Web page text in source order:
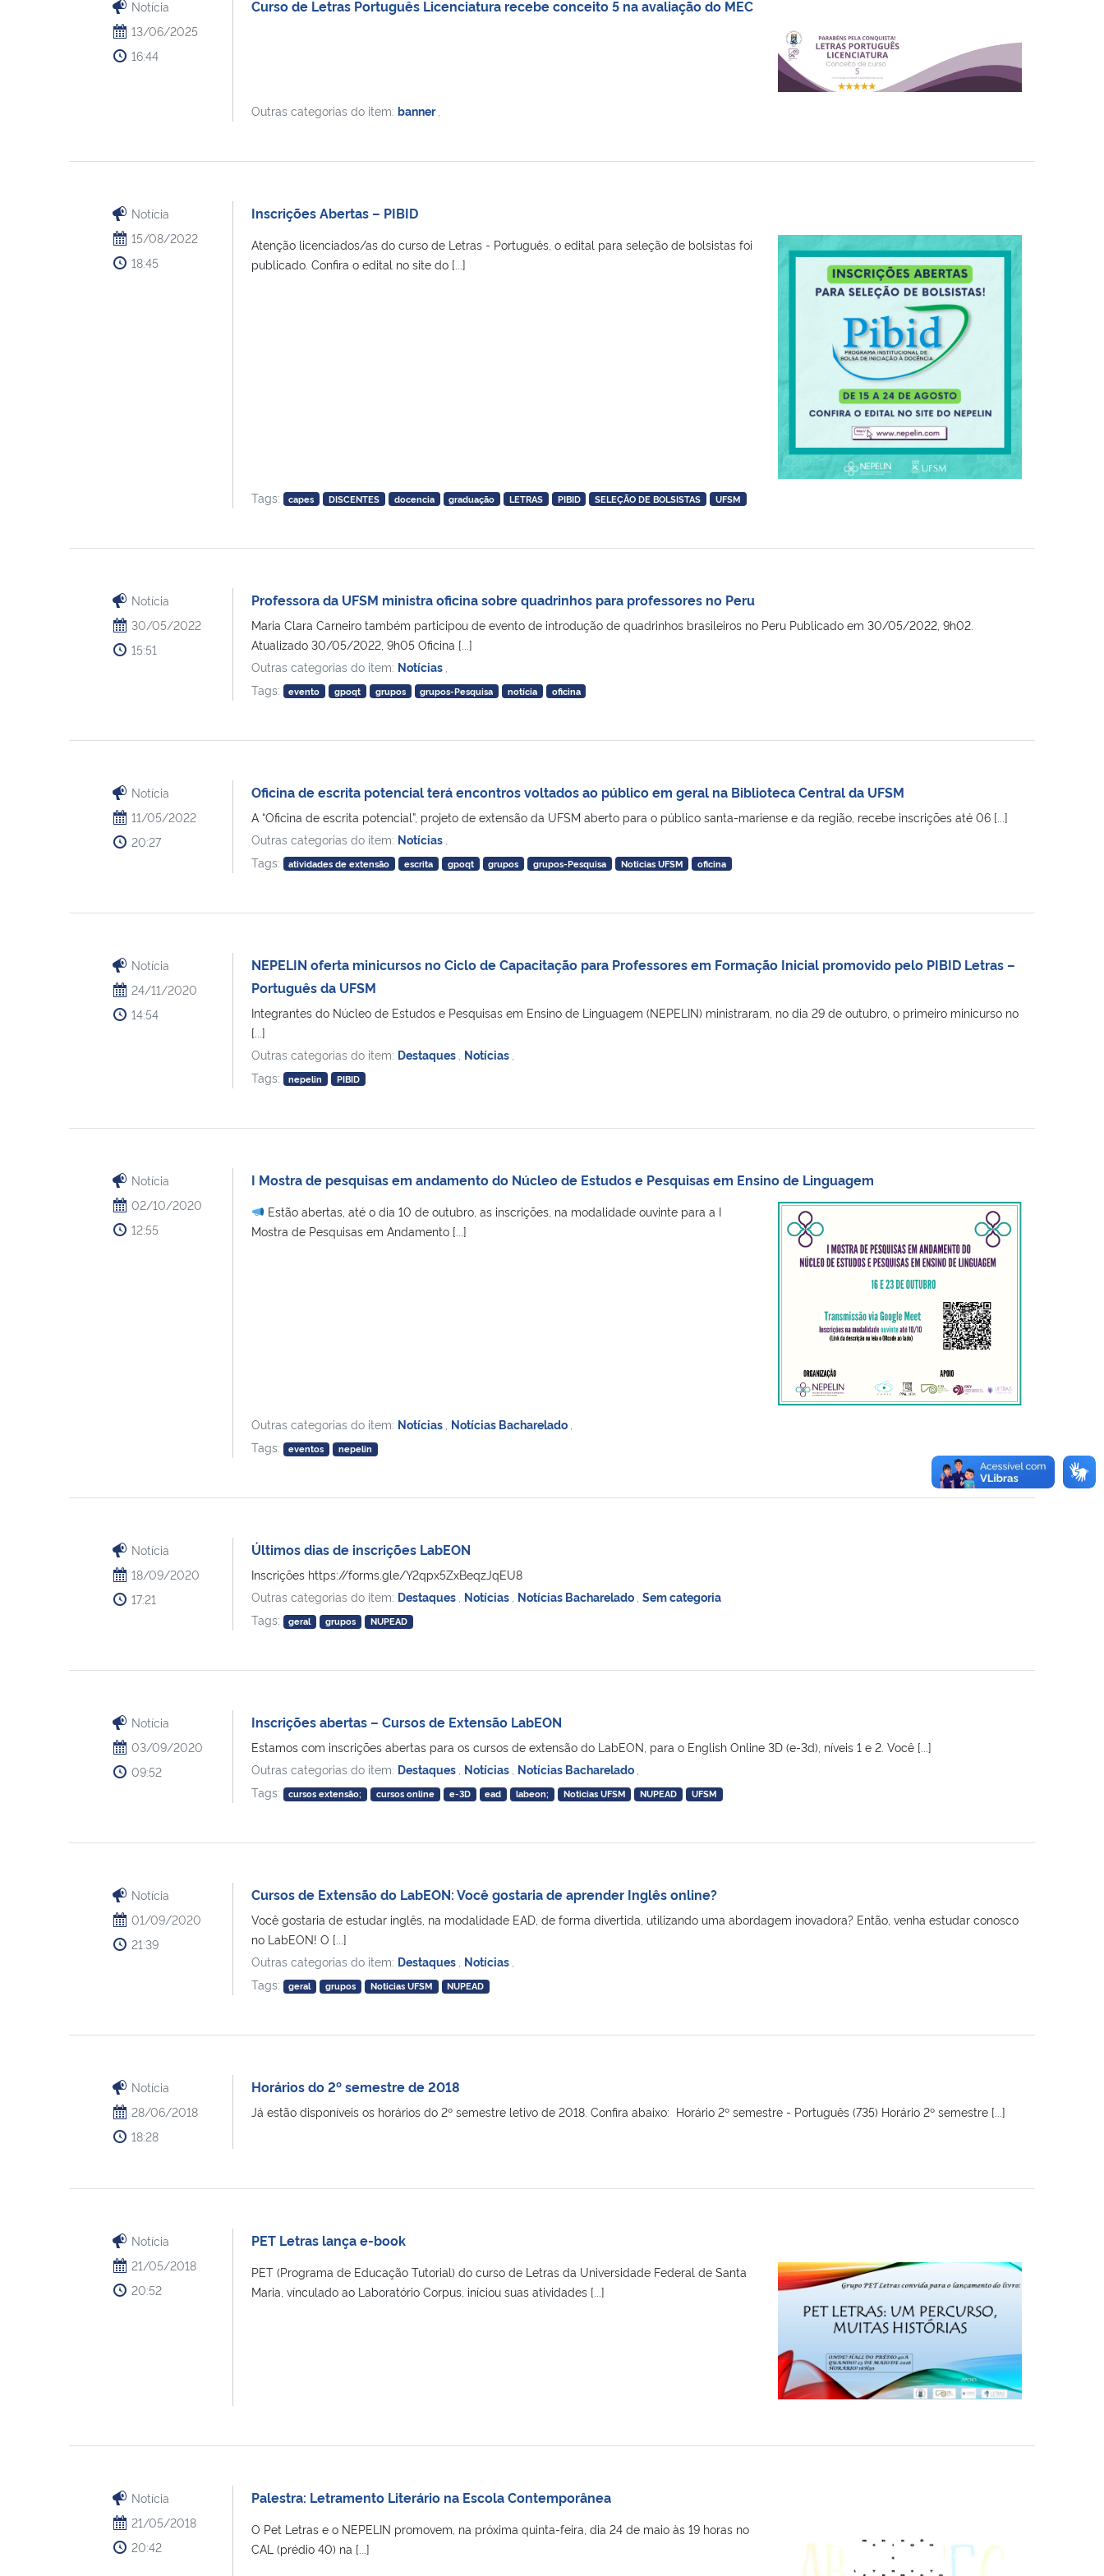
Notícia
13/06/2025
16:44
Curso de Letras Português Licenciatura recebe conceito 5 na avaliação do MEC
Outras categorias do item: banner
Notícia
15/08/2022
18:45
Inscrições Abertas – PIBID
Atenção licenciados/as do curso de Letras - Português, o edital para seleção de bolsistas foi
publicado. Confira o edital no site do [...]
Tags: capes DISCENTES docencia graduação LETRAS PIBID SELEÇÃO DE BOLSISTAS UFSM
Notícia
30/05/2022
15:51
Professora da UFSM ministra oficina sobre quadrinhos para professores no Peru
Maria Clara Carneiro também participou de evento de introdução de quadrinhos brasileiros no Peru Publicado em 30/05/2022, 9h02.
Atualizado 30/05/2022, 9h05 Oficina [...]
Outras categorias do item: Notícias
Tags:
evento gpoqt grupos grupos-Pesquisa notícia oficina
Notícia
11/05/2022
20:27
Oficina de escrita potencial terá encontros voltados ao público em geral na Biblioteca Central da UFSM
A “Oficina de escrita potencial”, projeto de extensão da UFSM aberto para o público santa-mariense e da região, recebe inscrições até 06 [...]
Outras categorias do item: Notícias
Tags:
atividades de extensão escrita gpoqt grupos grupos-Pesquisa Noticias UFSM oficina
Notícia
24/11/2020
14:54
NEPELIN oferta minicursos no Ciclo de Capacitação para Professores em Formação Inicial promovido pelo PIBID Letras –
Português da UFSM
Integrantes do Núcleo de Estudos e Pesquisas em Ensino de Linguagem (NEPELIN) ministraram, no dia 29 de outubro, o primeiro minicurso no
[...]
Outras categorias do item: Destaques Notícias
Tags:
nepelin PIBID
Notícia
02/10/2020
12:55
I Mostra de pesquisas em andamento do Núcleo de Estudos e Pesquisas em Ensino de Linguagem
Estão abertas, até o dia 10 de outubro, as inscrições, na modalidade ouvinte para a I
Mostra de Pesquisas em Andamento [...]
Outras categorias do item: Notícias Notícias Bacharelado
Tags:
eventos nepelin
Notícia
18/09/2020
17:21
Últimos dias de inscrições LabEON
Inscrições https://forms.gle/Y2qpx5ZxBeqzJqEU8
Outras categorias do item: Destaques Notícias Notícias Bacharelado Sem categoria
Tags:
geral grupos NUPEAD
Notícia
03/09/2020
09:52
Inscrições abertas – Cursos de Extensão LabEON
Estamos com inscrições abertas para os cursos de extensão do LabEON, para o English Online 3D (e-3d), níveis 1 e 2. Você [...]
Outras categorias do item: Destaques Notícias Notícias Bacharelado
Tags:
cursos extensão; cursos online e-3D ead labeon; Noticias UFSM NUPEAD UFSM
Notícia
01/09/2020
21:39
Cursos de Extensão do LabEON: Você gostaria de aprender Inglês online?
Você gostaria de estudar inglês, na modalidade EAD, de forma divertida, utilizando uma abordagem inovadora? Então, venha estudar conosco
no LabEON! O [...]
Outras categorias do item: Destaques Notícias
Tags:
geral grupos Noticias UFSM NUPEAD
Notícia
28/06/2018
18:28
Horários do 2º semestre de 2018
Já estão disponíveis os horários do 2º semestre letivo de 2018. Confira abaixo: Horário 2º semestre - Português (735) Horário 2º semestre [...]
Notícia
21/05/2018
20:52
PET Letras lança e-book
PET (Programa de Educação Tutorial) do curso de Letras da Universidade Federal de Santa
Maria, vínculado ao Laboratório Corpus, iníciou suas atividades [...]
Notícia
21/05/2018
20:42
Palestra: Letramento Literário na Escola Contemporânea
O Pet Letras e o NEPELIN promovem, na próxima quinta-feira, dia 24 de maio às 19 horas no
CAL (prédio 40) na [...]